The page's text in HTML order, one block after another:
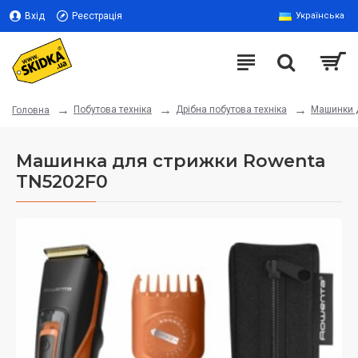
Вхід Реєстрація Українська
Головна Побутова техніка Дрібна побутова техніка Машинки
Машинка для стрижки Rowenta
TN5202F0